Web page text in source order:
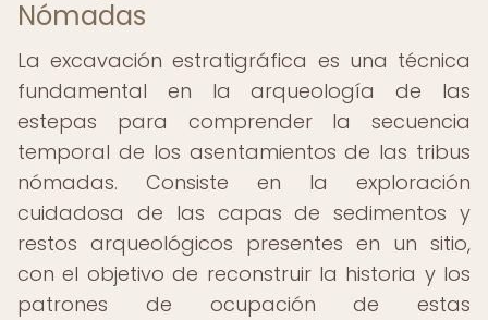
Nómadas
La excavación estratigráfica es una técnica
fundamental en la arqueología de las
estepas para comprender la secuencia
temporal de los asentamientos de las tribus
nómadas. Consiste en la exploración
cuidadosa de las capas de sedimentos y
restos arqueológicos presentes en un sitio,
con el objetivo de reconstruir la historia y los
patrones de ocupación de estas